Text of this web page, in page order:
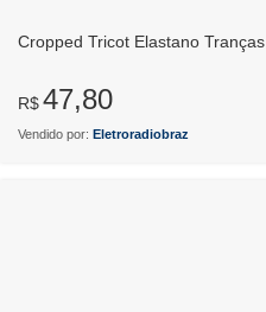
Cropped Tricot Elastano Tranças
R$47,80
Vendido por: Eletroradiobraz